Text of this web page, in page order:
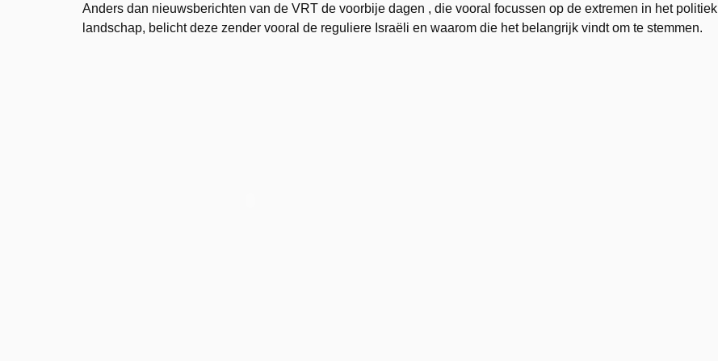
Anders dan nieuwsberichten van de VRT de voorbije dagen , die vooral focussen op de extremen in het politiek
landschap, belicht deze zender vooral de reguliere Israëli en waarom die het belangrijk vindt om te stemmen.